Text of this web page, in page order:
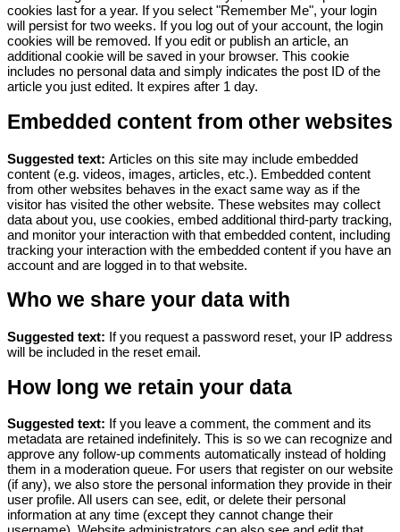
cookies last for a year. If you select "Remember Me", your login
will persist for two weeks. If you log out of your account, the login
cookies will be removed. If you edit or publish an article, an
additional cookie will be saved in your browser. This cookie
includes no personal data and simply indicates the post ID of the
article you just edited. It expires after 1 day.
Embedded content from other websites
Suggested text: Articles on this site may include embedded
content (e.g. videos, images, articles, etc.). Embedded content
from other websites behaves in the exact same way as if the
visitor has visited the other website. These websites may collect
data about you, use cookies, embed additional third-party tracking,
and monitor your interaction with that embedded content, including
tracking your interaction with the embedded content if you have an
account and are logged in to that website.
Who we share your data with
Suggested text: If you request a password reset, your IP address
will be included in the reset email.
How long we retain your data
Suggested text: If you leave a comment, the comment and its
metadata are retained indefinitely. This is so we can recognize and
approve any follow-up comments automatically instead of holding
them in a moderation queue. For users that register on our website
(if any), we also store the personal information they provide in their
user profile. All users can see, edit, or delete their personal
information at any time (except they cannot change their